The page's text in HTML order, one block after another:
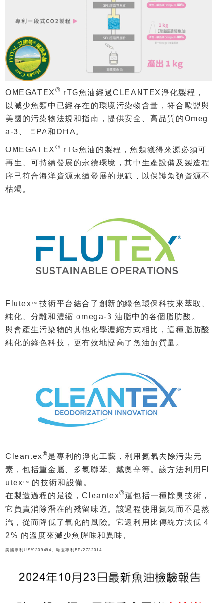
OMEGATEX ® rTG魚油經過CLEANTEX淨化製程，
以減少魚類中已經存在的環境污染物含量，符合歐盟與
美國的污染物法規和指南，提供安全、高品質的Omeg
a-3、 EPA和DHA。
OMEGATEX ® rTG魚油的製程，魚類獲得來源必須可
再生、可持續發展的永續環境，其中生產設備及製造程
序已符合海洋資源永續發展的規範，以保護魚類資源不
枯竭。
Flutex TM
技術平台結合了創新的綠色環保科技來萃取、
純化、分離和濃縮 omega-3 油脂中的各個脂肪酸。
與會產生污染物的其他化學濃縮方式相比，這種脂肪酸
純化的綠色科技，更有效地提高了魚油的質量。
Cleantex®是專利的淨化工藝，利用氮氣去除污染元
素，包括重金屬、多氯聯苯、戴奧辛等。該方法利用Fl
utexTM
的技術和設備。
在製造過程的最後，Cleantex®還包括一種除臭技術，
它負責消除潛在的殘留味道。該過程使用氮氣而不是蒸
汽，從而降低了氧化的風險。它還利用比傳統方法低 4
2% 的溫度來減少魚腥味和異味。
美國專利US/9309484、歐盟專利EP/2732014